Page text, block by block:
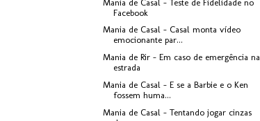
Mania de Casal - Teste de Fidelidade no
Facebook
Mania de Casal - Casal monta vídeo
emocionante par...
Mania de Rir - Em caso de emergência na
estrada
Mania de Casal - E se a Barbie e o Ken
fossem huma...
Mania de Casal - Tentando jogar cinzas